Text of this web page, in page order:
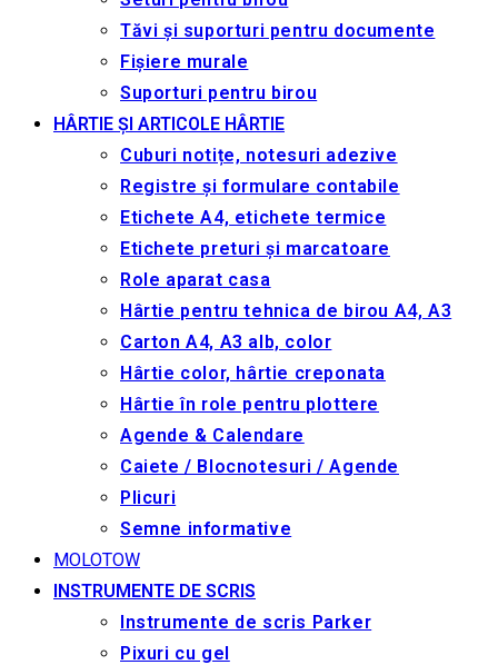
Tăvi și suporturi pentru documente
Fișiere murale
Suporturi pentru birou
HÂRTIE ȘI ARTICOLE HÂRTIE
Cuburi notițe, notesuri adezive
Registre și formulare contabile
Etichete A4, etichete termice
Etichete preturi și marcatoare
Role aparat casa
Hârtie pentru tehnica de birou A4, A3
Carton A4, A3 alb, color
Hârtie color, hârtie creponata
Hârtie în role pentru plottere
Agende & Calendare
Caiete / Blocnotesuri / Agende
Plicuri
Semne informative
MOLOTOW
INSTRUMENTE DE SCRIS
Instrumente de scris Parker
Pixuri cu gel